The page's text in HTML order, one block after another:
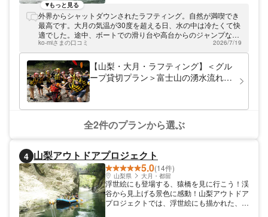
楽しく下るラフティングツアー、チュービン
グツアーを開催しています。 その源は富士
山麓・山中湖にあり、深い渓谷を流れる、富
士山の湧水を湛える美しくも激しい流れの川
です。360度自然に囲まれた特別なロケーシ
ョンでの体験は、ここならではの楽しみ。大
自然に抱かれて、思い切り遊びましょう！
ラフティングでは、ガイドが1人一緒に乗り
サポート。 初めての方でも、自然をより近
くに感じ安心して楽しんでいただけます。
楽しい上に頼りになるガイドと一緒に、富士
安心して楽しくツアー参加していただけま
す。 もちろん、ツアー写真データもプレゼ
ント！ 皆様のお越しをお待ちしておりま
す！
もっと見る
外界からシャットダウンされたラフティング。自然が満喫でき
最高です。大月の気温が30度を超える日、水の中は冷たくて快
適でした。途中、ボートでの滑り台や高台からのジャンプな
ど、スタッフの方の工夫もあり、楽しく過ごせました。BBQも
２人では食べきれない量、貴重な体験ができました。
ko-miさまの口コミ 2026/7/19
【山梨・大月・ラフティング】＜グル
ープ貸切プラン＞富士山の湧水流れる
全2件のプランから選ぶ
4 山梨アウトドアプロジェクト
5.0(14件)
山梨県 大月・都留
浮世絵にも登場する、猿橋を見に行こう！渓
谷から見上げる景色に感動！山梨アウトドア
プロジェクトでは、浮世絵にも描かれた、猿